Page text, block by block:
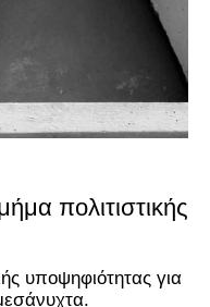
πολιτιστικής
υποψηφιότητας για